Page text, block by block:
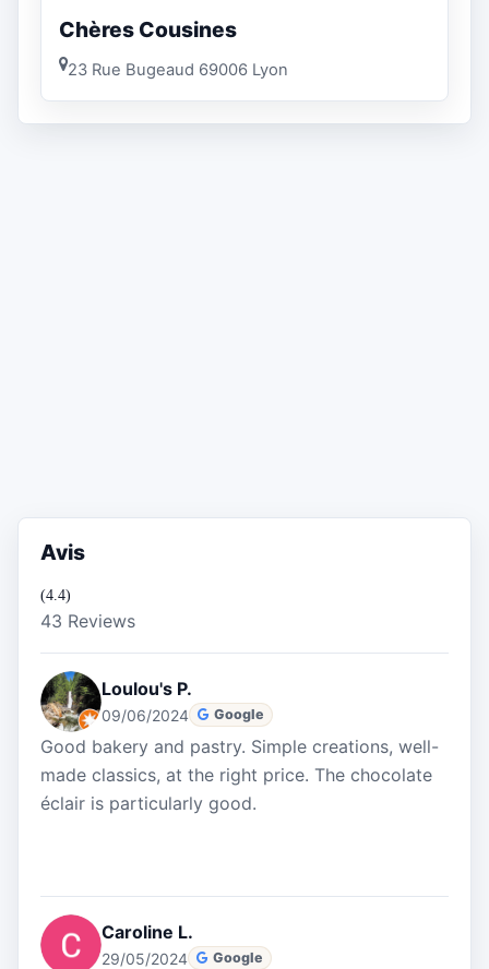
Chères Cousines
23 Rue Bugeaud 69006 Lyon
Avis
(4.4)
43 Reviews
Loulou's P.
09/06/2024 Google
Good bakery and pastry. Simple creations, well-
made classics, at the right price. The chocolate
éclair is particularly good.
Caroline L.
29/05/2024 Google